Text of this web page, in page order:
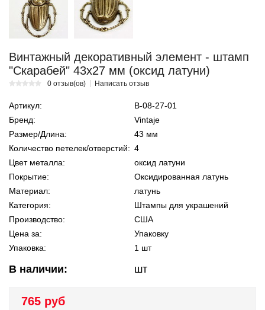
Винтажный декоративный элемент - штамп
"Скарабей" 43х27 мм (оксид латуни)
0 отзыв(ов) Написать отзыв
Артикул:
В-08-27-01
Бренд:
Vintaje
Размер/Длина:
43 мм
Количество петелек/отверстий: 4
Цвет металла:
оксид латуни
Покрытие:
Оксидированная латунь
Материал:
латунь
Категория:
Штампы для украшений
Производство:
США
Цена за:
Упаковку
Упаковка:
1 шт
В наличии: шт
765 руб